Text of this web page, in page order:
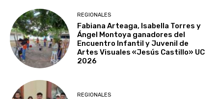
REGIONALES
Fabiana Arteaga, Isabella Torres y
Ángel Montoya ganadores del
Encuentro Infantil y Juvenil de
Artes Visuales «Jesús Castillo» UC
2026
REGIONALES